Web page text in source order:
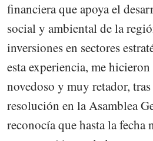
financiera que apoya el
social y ambiental de la
inversiones en sectores
esta experiencia, me
novedoso y muy retador,
resolución en la Asamblea
reconocía que hasta la